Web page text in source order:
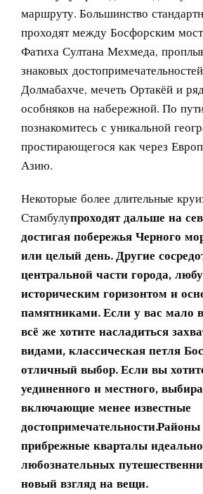
маршруту. Большинство
проходят между Босфорским
Фатиха Султана Мехмеда,
знаковых
Долмабахче, мечеть Ортакёй и
особняков на набережной. По
познакомитесь с уникальной
простирающегося как через
Азию.
Некоторые более длительные
Стамбулупроходят дальше на
достигая побережья Черного
или целый день. Другие
центральной части города,
историческим горизонтом и
памятниками. Если у вас мало
всё же хотите насладиться
видами, классическая петля
отличный выбор. Если вы
уединенного и местного,
включающие менее известные
прибрежные кварталы
любознательных
новый взгляд на вещи.